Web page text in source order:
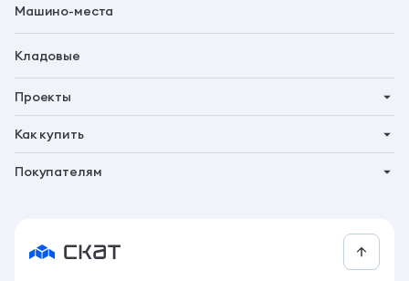
Машино-места
Кладовые
Проекты
Бьярма
Как купить
За свои
Покупателям
Контакты